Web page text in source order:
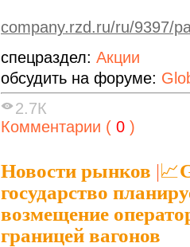
company.rzd.ru/ru/9397/
спецраздел: Акции
обсудить на форуме:
2.7К
Комментарии ( 0 )
Новости рынков |
государство
возмещение
границей вагонов